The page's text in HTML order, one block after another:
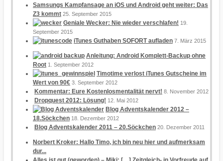
Samsungs Kampfansage an iOS und Android geht weiter: Das
Z3 kommt 25. September 2015
Geniale Wecker: Nie wieder verschlafen! 19.
September 2015
iTunes Guthaben SOFORT aufladen 7. März 2015
Anleitung: Android Komplett-Backup ohne
Root 1. September 2012
Timotime verlost iTunes Gutscheine im
Wert von 90€ 3. September 2012
Kommentar: Eure Kostenlosmentalität nervt! 8. November 2012
Dropquest 2012: Lösung! 12. Mai 2012
Blog Adventskalender 2012 –
18.Söckchen 18. Dezember 2012
Blog Adventskalender 2011 – 20.Söckchen 20. Dezember 2011
Norbert Kroker: Hallo Timo, ich bin neu hier und aufmerksam
dur...